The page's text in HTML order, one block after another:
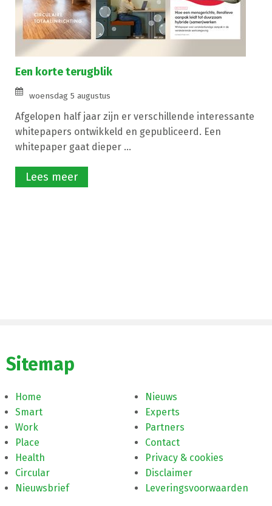
Een korte terugblik
woensdag 5 augustus
Afgelopen half jaar zijn er verschillende interessante
whitepapers ontwikkeld en gepubliceerd. Een
whitepaper gaat dieper ...
Lees meer
Sitemap
Home
Smart
Work
Place
Health
Circular
Nieuwsbrief
Nieuws
Experts
Partners
Contact
Privacy & cookies
Disclaimer
Leveringsvoorwaarden